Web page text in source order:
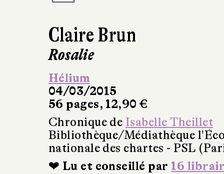
Claire Brun
Rosalie
Hélium
04/03/2015
56 pages, 12,90 €
Chronique de Isabelle Theillet
Bibliothèque/Médiathèque
nationale des chartes - PSL
❤ Lu et conseillé par 16